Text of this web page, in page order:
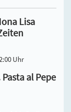
Lisa
Uhr
al Pepe